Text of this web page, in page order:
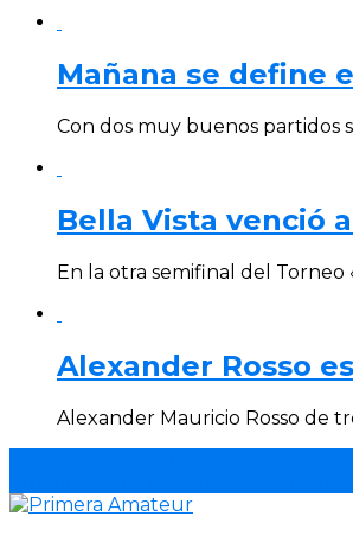
Mañana se define
Con dos muy buenos partidos
Bella Vista venció
En la otra semifinal del Torneo
Alexander Rosso
Alexander Mauricio Rosso de